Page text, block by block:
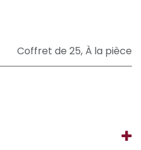
Coffret de 25, À la pièce